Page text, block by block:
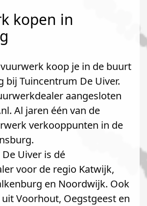
kopen in
koop je in de buurt
bij Tuincentrum De Uiver.
aangesloten
Al jaren één van de
verkooppunten in de
Uiver is dé
voor de regio Katwijk,
en Noordwijk. Ook
Voorhout, Oegstgeest en